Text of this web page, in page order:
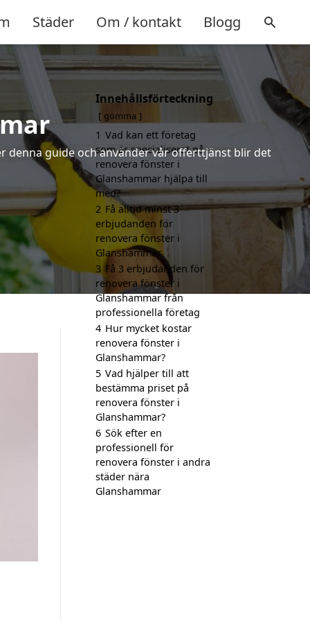
Städer Om / kontakt Blogg
denna guide och använder vår offerttjänst blir det
Innehållsförteckning
gömma
1 Vad kan ett företag
som är specialiserat på
renovera fönster i
Glanshammar hjälpa till
med?
2 Få alltid minst 3
erbjudanden för
renovera fönster i
Glanshammar
3 Få 3 erbjudanden för
renovera fönster i
Glanshammar från
professionella företag
4 Hur mycket kostar
renovera fönster i
Glanshammar?
5 Vad hjälper till att
bestämma priset på
renovera fönster i
Glanshammar?
6 Sök efter en
professionell för
renovera fönster i andra
städer nära
Glanshammar